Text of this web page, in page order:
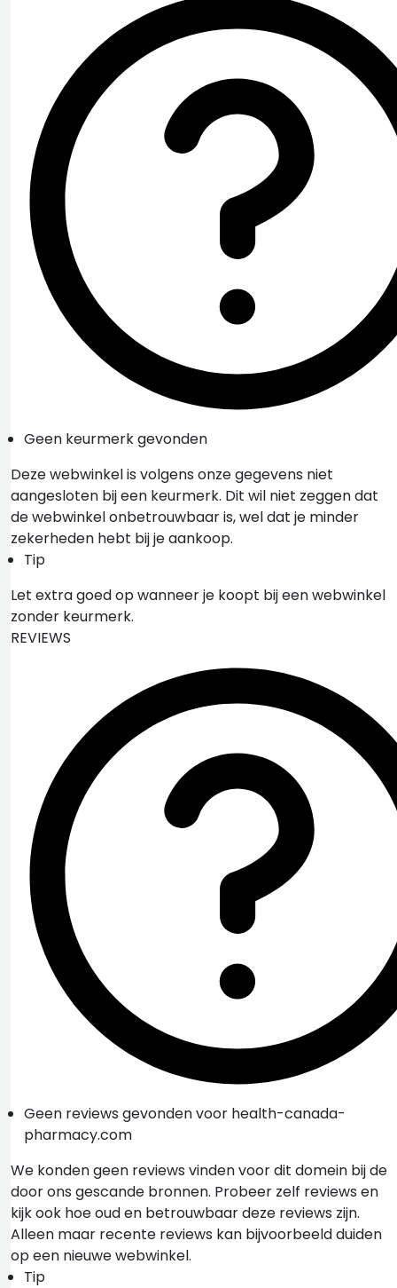
Geen keurmerk gevonden
Deze webwinkel is volgens onze gegevens niet
aangesloten bij een keurmerk. Dit wil niet zeggen dat
de webwinkel onbetrouwbaar is, wel dat je minder
zekerheden hebt bij je aankoop.
Tip
Let extra goed op wanneer je koopt bij een webwinkel
zonder keurmerk.
REVIEWS
Geen reviews gevonden voor health-canada-
pharmacy.com
We konden geen reviews vinden voor dit domein bij de
door ons gescande bronnen. Probeer zelf reviews en
kijk ook hoe oud en betrouwbaar deze reviews zijn.
Alleen maar recente reviews kan bijvoorbeeld duiden
op een nieuwe webwinkel.
Tip